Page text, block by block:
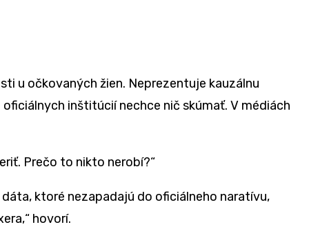
u očkovaných žien. Neprezentuje kauzálnu
oficiálnych inštitúcií nechce nič skúmať. V médiách
Prečo to nikto nerobí?“
dáta, ktoré nezapadajú do oficiálneho naratívu,
“ hovorí.